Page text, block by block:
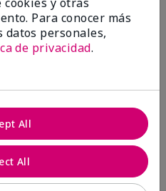
recomendaría a un amigo.
12
Para conocer más
datos personales,
de privacidad.
All
All